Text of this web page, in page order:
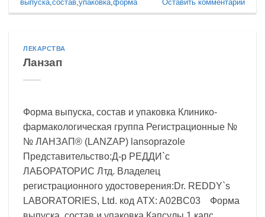
выпуска ,состав ,упаковка ,форма Оставить комментарий
ЛЕКАРСТВА
Ланзап
Форма выпуска, состав и упаковка Клинико-
фармакологическая группа Регистрационные №
№ ЛАНЗАП® (LANZAP) lansoprazole
Представительство:Д-р РЕДДИ`с
ЛАБОРАТОРИС Лтд. Владелец
регистрационного удостоверения:Dr. REDDY`s
LABORATORIES, Ltd. код ATX: A02BC03 Форма